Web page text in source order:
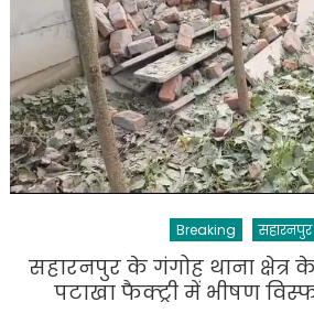
Breaking सहारनपुर
सहारनपुर के गंगोह थाना
पटाखा फैक्ट्री में भीषण